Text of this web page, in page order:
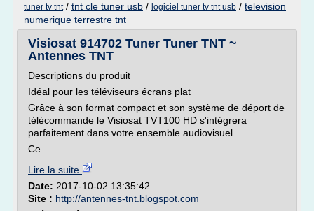
tuner tv tnt/ tnt cle tuner usb / logiciel tuner tv tnt usb / television
numerique terrestre tnt
Visiosat 914702 Tuner Tuner TNT ~
Antennes TNT
Descriptions du produit
Idéal pour les téléviseurs écrans plat
Grâce à son format compact et son système de déport de
télécommande le Visiosat TVT100 HD s'intégrera
parfaitement dans votre ensemble audiovisuel.
Ce...
Lire la suite
Date: 2017-10-02 13:35:42
Site : http://antennes-tnt.blogspot.com